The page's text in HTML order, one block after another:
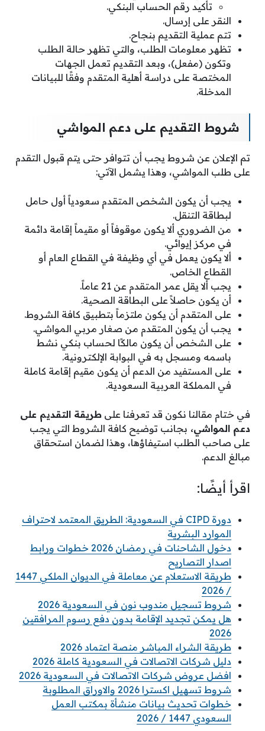
تأكيد رقم الحساب البنكي.
النقر على إرسال.
تتم عملية التقديم بنجاح.
تظهر معلومات الطلب، والتي تظهر حالة الطلب
وتكون (مفعل)، وبعد التقديم تعمل الجهات
المختصة على دراسة أهلية المتقدم وفقًا للبيانات
المدخلة.
شروط التقديم على دعم المواشي
تم الإعلان عن شروط يجب أن تتوافر حتى يتم قبول التقدم
على طلب المواشي، وهذا يشمل الآتي:
يجب أن يكون الشخص المتقدم سعودياً أول حامل
لبطاقة التنقل.
من الضروري ألا يكون موقوفاً أو مقيماً إقامة دائمة
في مركز إيوائي.
ألا يكون يعمل في أي وظيفة في القطاع العام أو
القطاع الخاص.
يجب ألا يقل عمر المتقدم عن 21 عاماً.
أن يكون حاصلاً على البطاقة الصحية.
على المتقدم أن يكون ملتزماً بتطبيق كافة الشروط.
يجب أن يكون المتقدم من صغار مربي المواشي.
على الشخص أن يكون مالكًا لحساب بنكي نشط
باسمه ومسجل به في البوابة الإلكترونية.
على المستفيد من الدعم أن يكون مقيم إقامة كاملة
في المملكة العربية السعودية.
في ختام مقالنا نكون قد تعرفنا على طريقة التقديم على
دعم المواشي، بجانب توضيح كافة الشروط التي يجب
على صاحب الطلب استيفاؤها، وهذا لضمان استحقاق
مبالغ الدعم.
اقرأ أيضًا:
دورة CIPD في السعودية: الطريق المعتمد لاحتراف
الموارد البشرية
دخول الشاحنات في رمضان 2026 خطوات ورابط
اصدار التصاريح
طريقة الاستعلام عن معاملة في الديوان الملكي 1447
/ 2026
شروط تسجيل مندوب نون في السعودية 2026
هل يمكن تجديد الإقامة بدون دفع رسوم المرافقين
2026
طريقة الشراء المباشر منصة اعتماد 2026
دليل شركات الاتصالات في السعودية كاملة 2026
افضل عروض شركات الاتصالات في السعودية 2026
شروط تسهيل اكسترا 2026 والاوراق المطلوبة
خطوات تحديث بيانات منشأة بمكتب العمل
السعودي 1447 / 2026